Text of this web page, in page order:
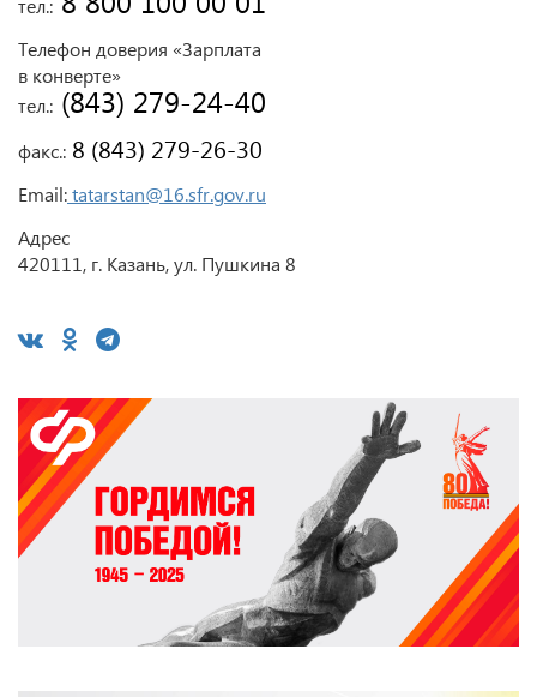
тел.:
Телефон доверия «Зарплата
в конверте»
тел.: (843) 279-24-40
факс.: 8 (843) 279-26-30
Email:tatarstan@16.sfr.gov.ru
Адрес
420111, г. Казань, ул. Пушкина 8